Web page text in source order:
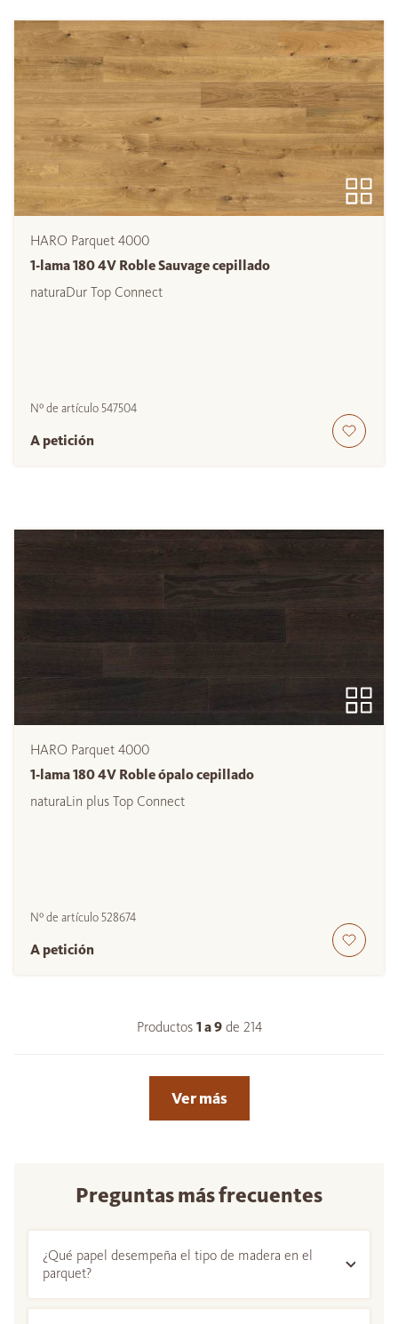
HARO Parquet 4000
1-lama 180 4V Roble Sauvage cepillado
naturaDur Top Connect
Nº de artículo547504
A petición
HARO Parquet 4000
1-lama 180 4V Roble ópalo cepillado
naturaLin plus Top Connect
Nº de artículo528674
A petición
Productos 1 a9de 214
Ver más
Preguntas más frecuentes
¿Qué papel desempeña el tipo de madera en el
parquet?